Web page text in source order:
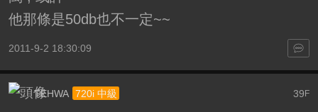
他那條是50db也不一定~~
2011-9-2 18:30:09
39F
TEHWA 720i 中級